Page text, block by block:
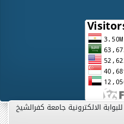
الالكترونية جامعة كفرالشيخ